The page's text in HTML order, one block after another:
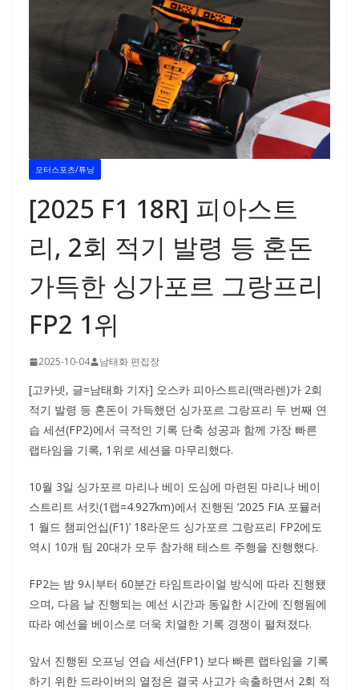
모터스포츠/튜닝
[2025 F1 18R] 피아스트
리, 2회 적기 발령 등 혼돈
가득한 싱가포르 그랑프리
FP2 1위
2025-10-04 남태화 편집장
[고카넷, 글=남태화 기자] 오스카 피아스트리(맥라렌)가 2회
적기 발령 등 혼돈이 가득했던 싱가포르 그랑프리 두 번째 연
습 세션(FP2)에서 극적인 기록 단축 성공과 함께 가장 빠른
랩타임을 기록, 1위로 세션을 마무리했다.
10월 3일 싱가포르 마리나 베이 도심에 마련된 마리나 베이
스트리트 서킷(1랩=4.927km)에서 진행된 ‘2025 FIA 포뮬러
1 월드 챔피언십(F1)’ 18라운드 싱가포르 그랑프리 FP2에도
역시 10개 팀 20대가 모두 참가해 테스트 주행을 진행했다.
FP2는 밤 9시부터 60분간 타임트라이얼 방식에 따라 진행됐
으며, 다음 날 진행되는 예선 시간과 동일한 시간에 진행됨에
따라 예선을 베이스로 더욱 치열한 기록 경쟁이 펼쳐졌다.
앞서 진행된 오프닝 연습 세션(FP1) 보다 빠른 랩타임을 기록
하기 위한 드라이버의 열정은 결국 사고가 속출하면서 2회 적